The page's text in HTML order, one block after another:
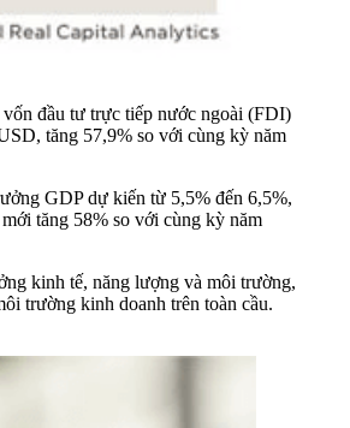
đầu tư trực tiếp nước ngoài (FDI)
tăng 57,9% so với cùng kỳ năm
GDP dự kiến từ 5,5% đến 6,5%,
tăng 58% so với cùng kỳ năm
kinh tế, năng lượng và môi trường,
trường kinh doanh trên toàn cầu.